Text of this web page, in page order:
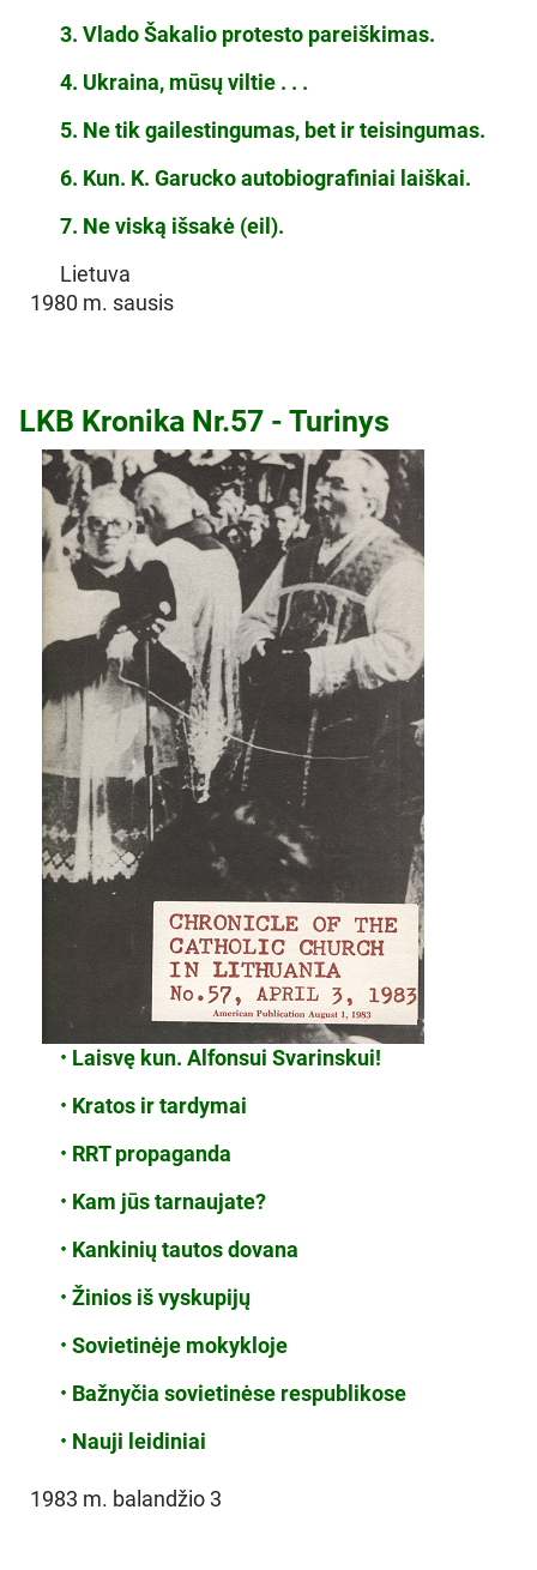
3. Vlado Šakalio protesto pareiškimas.
4. Ukraina, mūsų viltie . . .
5. Ne tik gailestingumas, bet ir teisingumas.
6. Kun. K. Garucko autobiografiniai laiškai.
7. Ne viską išsakė (eil).
Lietuva
1980 m. sausis
LKB Kronika Nr.57 - Turinys
• Laisvę kun. Alfonsui Svarinskui!
• Kratos ir tardymai
• RRT propaganda
• Kam jūs tarnaujate?
• Kankinių tautos dovana
• Žinios iš vyskupijų
• Sovietinėje mokykloje
• Bažnyčia sovietinėse respublikose
• Nauji leidiniai
1983 m. balandžio 3